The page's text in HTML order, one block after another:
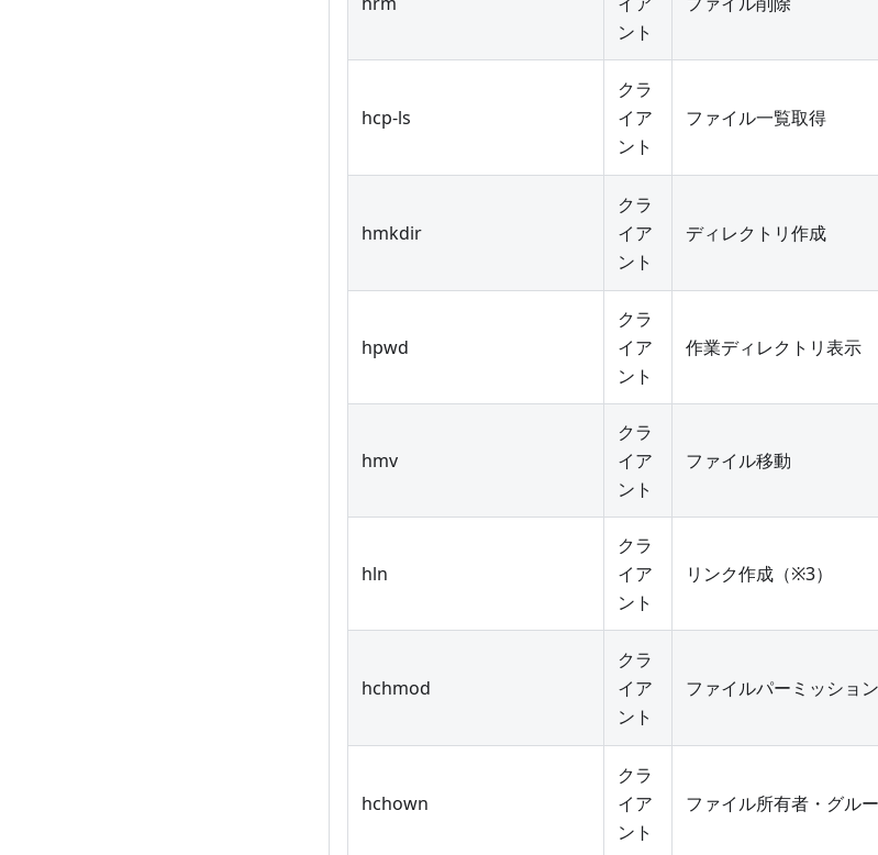
ント
hcp-ls
クラ
イア
ント
ファイル一覧取得
hmkdir
クラ
イア
ント
ディレクトリ作成
hpwd
クラ
イア
ント
作業ディレクトリ表示
hmv
クラ
イア
ント
ファイル移動
hln
クラ
イア
ント
リンク作成（※3）
hchmod
クラ
イア
ント
ファイルパーミッショ
hchown
クラ
イア
ント
ファイル所有者・グル